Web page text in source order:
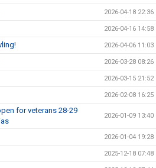
2026-04-18 22:36
2026-04-16 14:58
2026-04-06 11:03
2026-03-28 08:26
2026-03-15 21:52
2026-02-08 16:25
for veterans 28-29
2026-01-09 13:40
2026-01-04 19:28
2025-12-18 07:48